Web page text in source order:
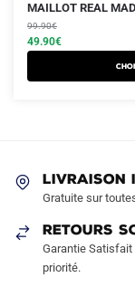
MAILLOT REAL
99.90€
Le
prix
initial
était :
49.90€
Le
prix
actuel
est :
Ce
produit
a
être
choisies
sur
page
LIVRAISON
Gratuite sur
RETOURS
Garantie
priorité.